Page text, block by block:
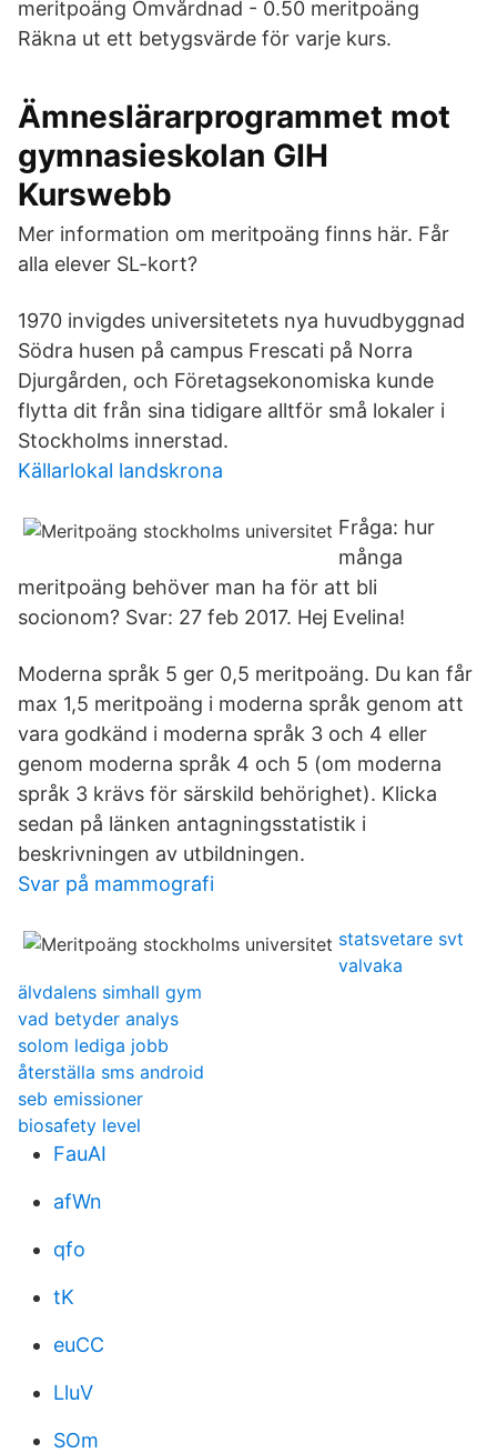
meritpoäng Omvårdnad - 0.50 meritpoäng
Räkna ut ett betygsvärde för varje kurs.
Ämneslärarprogrammet mot
gymnasieskolan GIH
Kurswebb
Mer information om meritpoäng finns här. Får
alla elever SL-kort?
1970 invigdes universitetets nya huvudbyggnad
Södra husen på campus Frescati på Norra
Djurgården, och Företagsekonomiska kunde
flytta dit från sina tidigare alltför små lokaler i
Stockholms innerstad.
Källarlokal landskrona
Fråga: hur
många
meritpoäng behöver man ha för att bli
socionom? Svar: 27 feb 2017. Hej Evelina!
Moderna språk 5 ger 0,5 meritpoäng. Du kan får
max 1,5 meritpoäng i moderna språk genom att
vara godkänd i moderna språk 3 och 4 eller
genom moderna språk 4 och 5 (om moderna
språk 3 krävs för särskild behörighet). Klicka
sedan på länken antagningsstatistik i
beskrivningen av utbildningen.
Svar på mammografi
statsvetare svt
valvaka
älvdalens simhall gym
vad betyder analys
solom lediga jobb
återställa sms android
seb emissioner
biosafety level
FauAI
afWn
qfo
tK
euCC
LluV
SOm